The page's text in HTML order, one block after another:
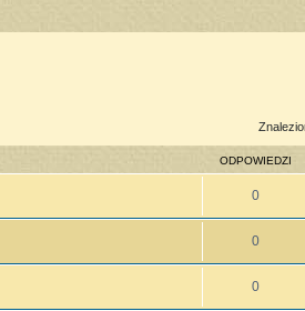
ODPOWIEDZI
0
0
0